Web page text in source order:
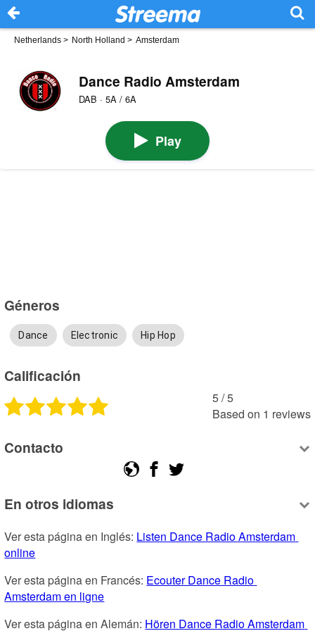
Netherlands > North Holland > Amsterdam
Dance Radio Amsterdam
DAB · 5A / 6A
Play
Géneros
Dance Electronic Hip Hop
Calificación
5 /5
Based on 1 reviews
Contacto
En otros idiomas
Ver esta página en Inglés: Listen Dance Radio Amsterdam
online
Ver esta página en Francés: Ecouter Dance Radio
Amsterdam en ligne
Ver esta página en Alemán: Hören Dance Radio Amsterdam